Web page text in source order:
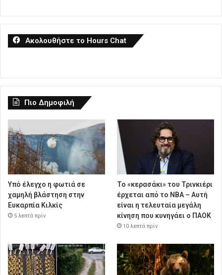
Ακολουθήστε το Hours Chat
Πιο Δημοφιλή
Υπό έλεγχο η φωτιά σε
χαμηλή βλάστηση στην
Ευκαρπία Κιλκίς
5 λεπτά πρίν
Το «κερασάκι» του Τρινκιέρι
έρχεται από το NBA – Αυτή
είναι η τελευταία μεγάλη
κίνηση που κυνηγάει ο ΠΑΟΚ
10 λεπτά πρίν